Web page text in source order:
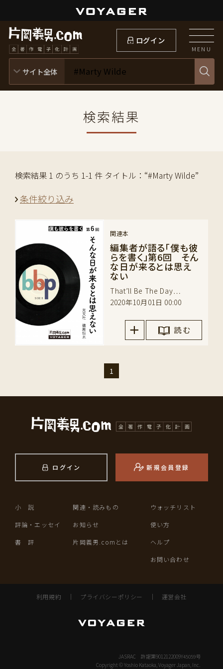
ログイン
MENU
検索結果
検索結果 1 のうち 1-1 件 タイトル：“#Marty Wilde”
条件絞り込み
関連本
編集者が語る「僕も彼
らを書く」第6回 そん
な日が来るとは思え
ない
That’ll Be The Day…
2020年10月01日 00:00
読 む
1
ログイン 新規会員登録
小 説
評論・エッセイ
書 評
関連・読みもの
お知らせ
片岡義男.comとは
ウォッチリスト
使い方
ヘルプ
お問い合わせ
利用規約 ｜ プライバシーポリシー ｜ 運営会社
JASRAC 許諾第9012122009Y45059号
Copyright © Yoshio Kataoka, Voyager Japan, Inc.